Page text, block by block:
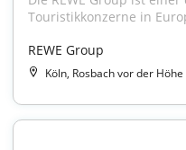
Touristikkonzerne in
REWE Group
Köln, Rosbach vor der Höhe